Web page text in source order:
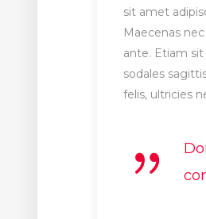
sit amet
Maecenas
ante. Etiam
sodales
felis, ultricies